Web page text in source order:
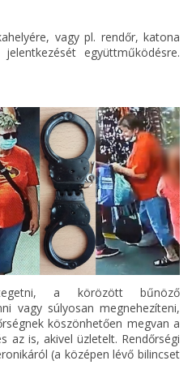
vagy pl. rendőr, katona
együttműködésre.
a körözött bűnöző
vagy súlyosan megnehezíteni,
köszönhetően megvan a
az is, akivel üzletelt. Rendőrségi
(a középen lévő bilincset